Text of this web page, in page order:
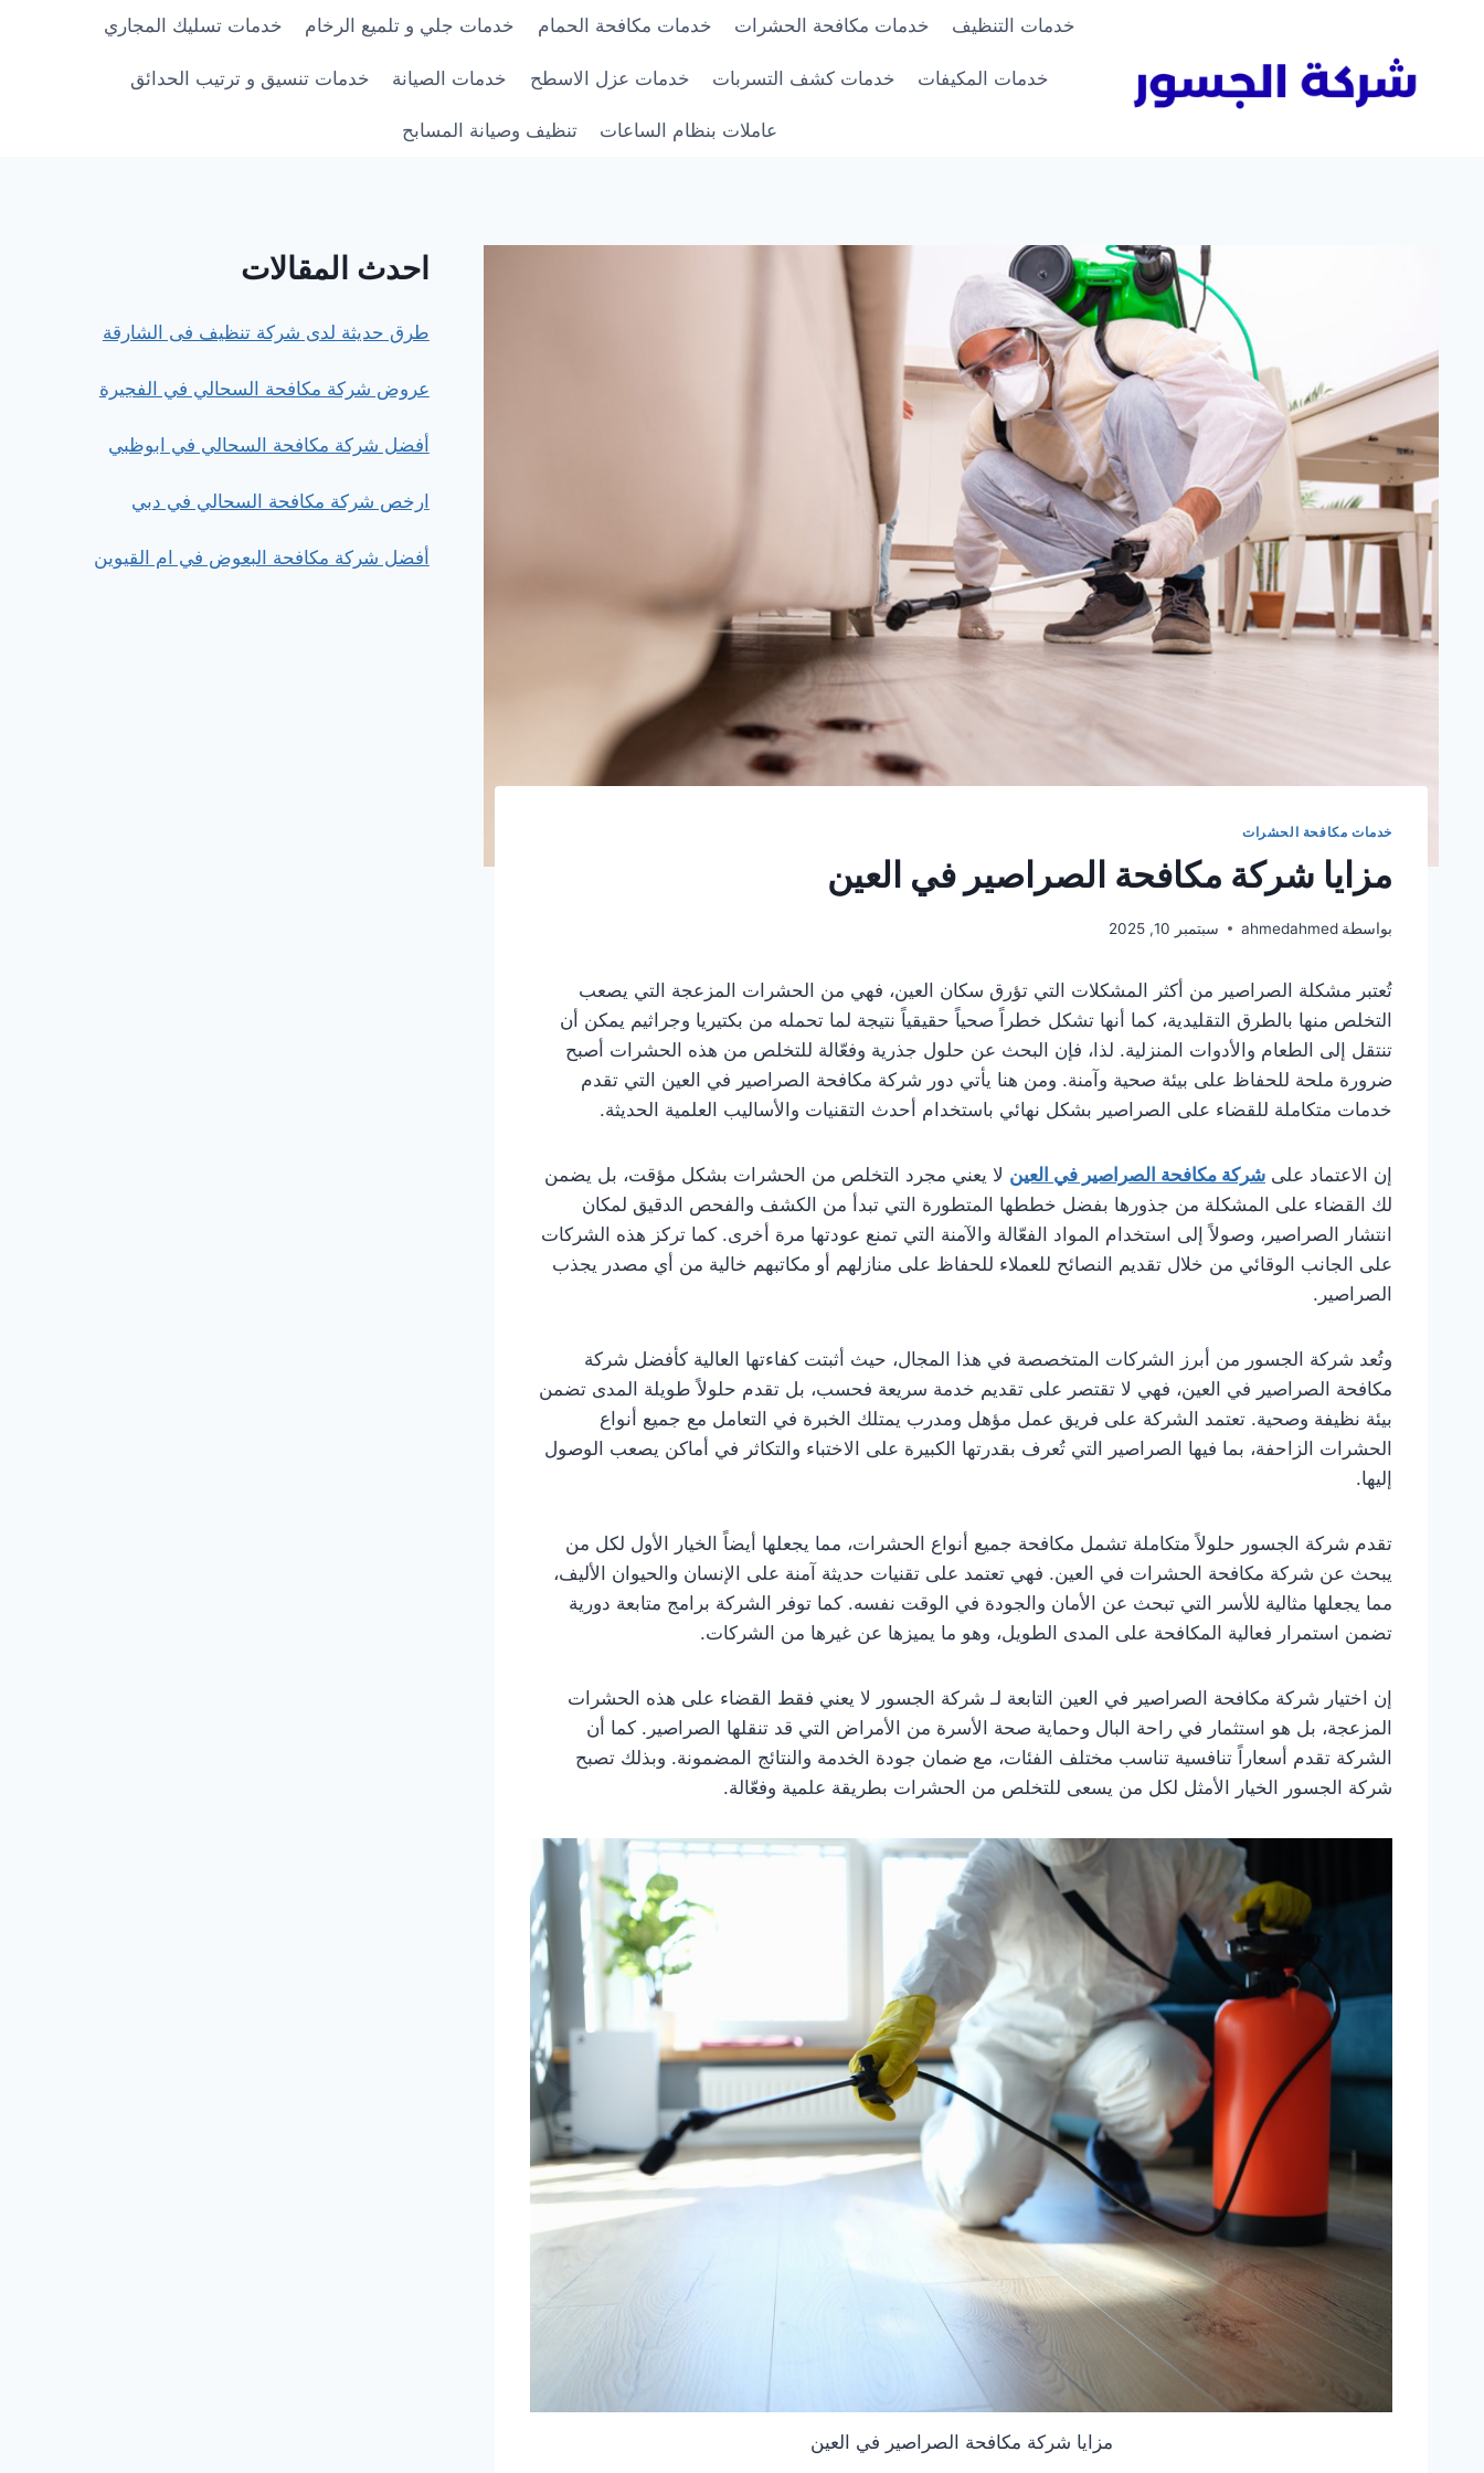
خدمات التنظيف خدمات مكافحة الحشرات خدمات مكافحة الحمام خدمات جلي و تلميع الرخام خدمات تسليك المجاري
خدمات المكيفات خدمات كشف التسربات خدمات عزل الاسطح خدمات الصيانة خدمات تنسيق و ترتيب الحدائق
عاملات بنظام الساعات تنظيف وصيانة المسابح
خدمات مكافحة الحشرات
مزايا شركة مكافحة الصراصير في العين
بواسطة ahmedahmed سبتمبر 10, 2025
تُعتبر مشكلة الصراصير من أكثر المشكلات التي تؤرق سكان العين، فهي من الحشرات المزعجة التي يصعب
التخلص منها بالطرق التقليدية، كما أنها تشكل خطراً صحياً حقيقياً نتيجة لما تحمله من بكتيريا وجراثيم يمكن أن
تنتقل إلى الطعام والأدوات المنزلية. لذا، فإن البحث عن حلول جذرية وفعّالة للتخلص من هذه الحشرات أصبح
ضرورة ملحة للحفاظ على بيئة صحية وآمنة. ومن هنا يأتي دور شركة مكافحة الصراصير في العين التي تقدم
خدمات متكاملة للقضاء على الصراصير بشكل نهائي باستخدام أحدث التقنيات والأساليب العلمية الحديثة.
إن الاعتماد علىشركة مكافحة الصراصير في العين لا يعني مجرد التخلص من الحشرات بشكل مؤقت، بل يضمن
لك القضاء على المشكلة من جذورها بفضل خططها المتطورة التي تبدأ من الكشف والفحص الدقيق لمكان
انتشار الصراصير، وصولاً إلى استخدام المواد الفعّالة والآمنة التي تمنع عودتها مرة أخرى. كما تركز هذه الشركات
على الجانب الوقائي من خلال تقديم النصائح للعملاء للحفاظ على منازلهم أو مكاتبهم خالية من أي مصدر يجذب
الصراصير.
وتُعد شركة الجسور من أبرز الشركات المتخصصة في هذا المجال، حيث أثبتت كفاءتها العالية كأفضل شركة
مكافحة الصراصير في العين، فهي لا تقتصر على تقديم خدمة سريعة فحسب، بل تقدم حلولاً طويلة المدى تضمن
بيئة نظيفة وصحية. تعتمد الشركة على فريق عمل مؤهل ومدرب يمتلك الخبرة في التعامل مع جميع أنواع
الحشرات الزاحفة، بما فيها الصراصير التي تُعرف بقدرتها الكبيرة على الاختباء والتكاثر في أماكن يصعب الوصول
إليها.
تقدم شركة الجسور حلولاً متكاملة تشمل مكافحة جميع أنواع الحشرات، مما يجعلها أيضاً الخيار الأول لكل من
يبحث عن شركة مكافحة الحشرات في العين. فهي تعتمد على تقنيات حديثة آمنة على الإنسان والحيوان الأليف،
مما يجعلها مثالية للأسر التي تبحث عن الأمان والجودة في الوقت نفسه. كما توفر الشركة برامج متابعة دورية
تضمن استمرار فعالية المكافحة على المدى الطويل، وهو ما يميزها عن غيرها من الشركات.
إن اختيار شركة مكافحة الصراصير في العين التابعة لـ شركة الجسور لا يعني فقط القضاء على هذه الحشرات
المزعجة، بل هو استثمار في راحة البال وحماية صحة الأسرة من الأمراض التي قد تنقلها الصراصير. كما أن
الشركة تقدم أسعاراً تنافسية تناسب مختلف الفئات، مع ضمان جودة الخدمة والنتائج المضمونة. وبذلك تصبح
شركة الجسور الخيار الأمثل لكل من يسعى للتخلص من الحشرات بطريقة علمية وفعّالة.
مزايا شركة مكافحة الصراصير في العين
احدث المقالات
طرق حديثة لدى شركة تنظيف فى الشارقة
عروض شركة مكافحة السحالي في الفجيرة
أفضل شركة مكافحة السحالي في ابوظبي
ارخص شركة مكافحة السحالي في دبي
أفضل شركة مكافحة البعوض في ام القيوين